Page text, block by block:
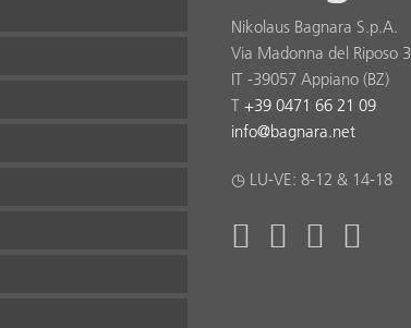
Nikolaus Bagnara S.p.A.
Via Madonna del Riposo
IT -39057 Appiano (BZ)
T +39 0471 66 21 09
info@bagnara.net
◷ LU-VE: 8-12 & 14-18